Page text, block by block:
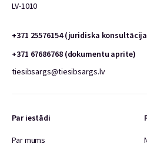
LV-1010
+371 25576154 (juridiska
+371 67686768 (dokumentu aprite)
tiesibsargs@tiesibsargs.lv
Par iestādi
Par mums